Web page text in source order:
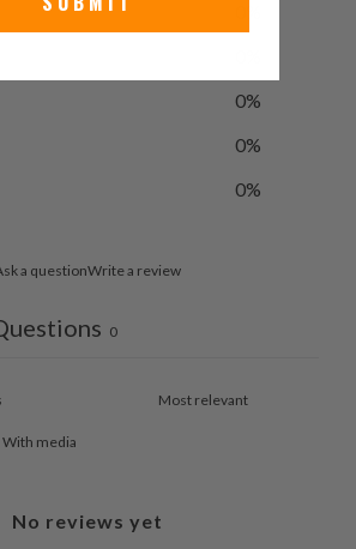
0%
0%
0%
a questionWrite a review
0
With media
No reviews yet